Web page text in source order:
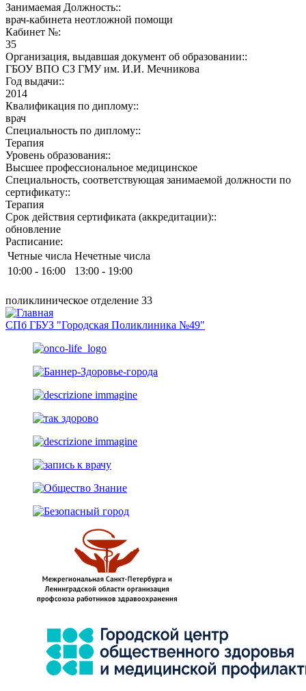
Занимаемая Должность::
врач-кабинета неотложной помощи
Кабинет №:
35
Организация, выдавшая документ об образовании::
ГБОУ ВПО СЗ ГМУ им. И.И. Мечникова
Год выдачи::
2014
Квалификация по диплому::
врач
Специальность по диплому::
Терапия
Уровень образования::
Высшее профессиональное медицинское
Специальность, соответствующая занимаемой должности по
сертификату::
Терапия
Срок действия сертификата (аккредитации)::
обновление
Расписание:
Четные числа Нечетные числа
10:00 - 16:00
13:00 - 19:00
поликлиническое отделение 33
СПб ГБУЗ "Городская Поликлиника №49"